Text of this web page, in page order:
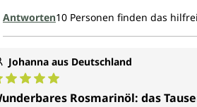
Antworten10 Personen finden das
Johanna aus Deutschland
Bewertung von 5
Rosmarinöl: das